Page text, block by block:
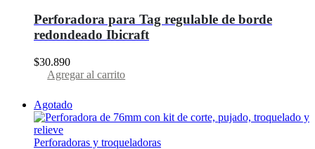
Perforadora para Tag regulable de borde
redondeado Ibicraft
$30.890
Agregar al carrito
Agotado
Perforadoras y troqueladoras